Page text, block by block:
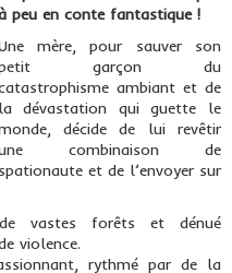
peu en conte fantastique !
mère, pour sauver son
garçon du
ambiant et de
la dévastation qui guette le
décide de lui revêtir
combinaison de
spationaute et de l’envoyer sur
vastes forêts et dénué
violence.
rythmé par de la